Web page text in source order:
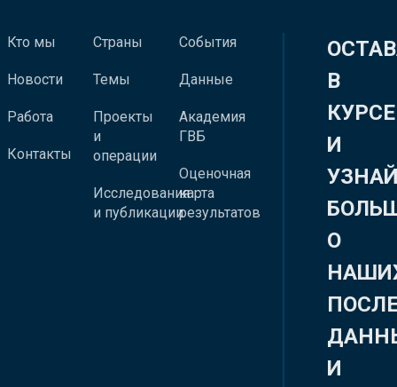
Кто мы
Новости
Работа
Контакты
Страны
Темы
Проекты
и
операции
Исследования
и публикации
События
Данные
Академия
ГВБ
Оценочная
карта
результатов
В
КУРСЕ
И
О
И